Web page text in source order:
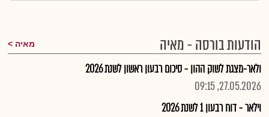
הודעות בורסה - מאיה מאיה
ולאר-מצגת לשוק ההון - סיכום רבעון ראשון לשנת 2026
27.05.2026, 09:15
וילאר - דוח רבעון 1 לשנת 2026